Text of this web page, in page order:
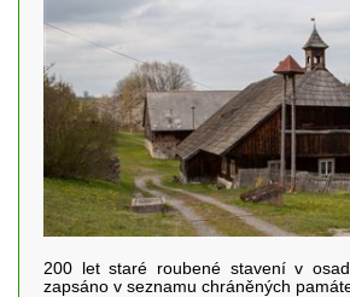
200 let staré roubené stavení v
zapsáno v seznamu chráněných